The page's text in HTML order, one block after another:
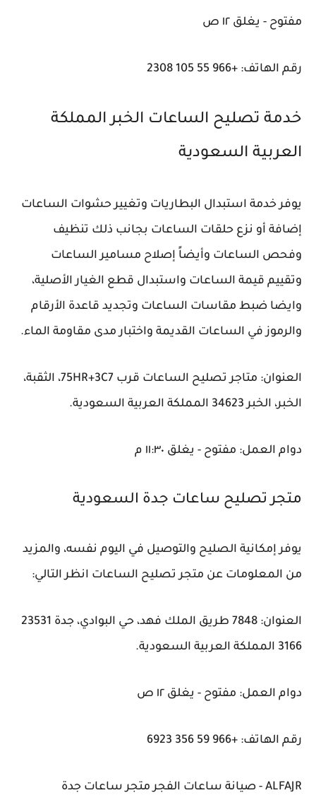
مفتوح - يغلق ١٢ ص
رقم الهاتف: +966 55 105 2308
خدمة تصليح الساعات الخبر المملكة
العربية السعودية
يوفر خدمة استبدال البطاريات وتغيير حشوات الساعات
إضافة أو نزع حلقات الساعات بجانب ذلك تنظيف
وفحص الساعات وأيضاً إصلاح مسامير الساعات
وتقييم قيمة الساعات واستبدال قطع الغيار الأصلية،
وايضا ضبط مقاسات الساعات وتجديد قاعدة الأرقام
والرموز في الساعات القديمة واختبار مدى مقاومة الماء.
العنوان: متاجر تصليح الساعات قرب 75HR+3C7، الثقبة،
الخبر، الخبر 34623 المملكة العربية السعودية.
دوام العمل: مفتوح - يغلق ١١:٣٠ م
متجر تصليح ساعات جدة السعودية
يوفر إمكانية الصليح والتوصيل في اليوم نفسه، والمزيد
من المعلومات عن متجر تصليح الساعات انظر التالي:
العنوان: 7848 طريق الملك فهد، حي البوادي، جدة 23531
3166 المملكة العربية السعودية.
دوام العمل: مفتوح - يغلق ١٢ ص
رقم الهاتف: +966 59 356 6923
ALFAJR - صيانة ساعات الفجر متجر ساعات جدة